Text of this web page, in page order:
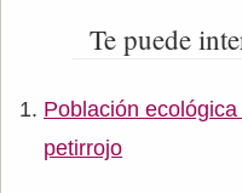
Te puede
Población
petirrojo